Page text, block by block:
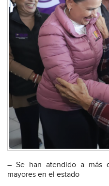
– Se han atendido a más
mayores en el estado